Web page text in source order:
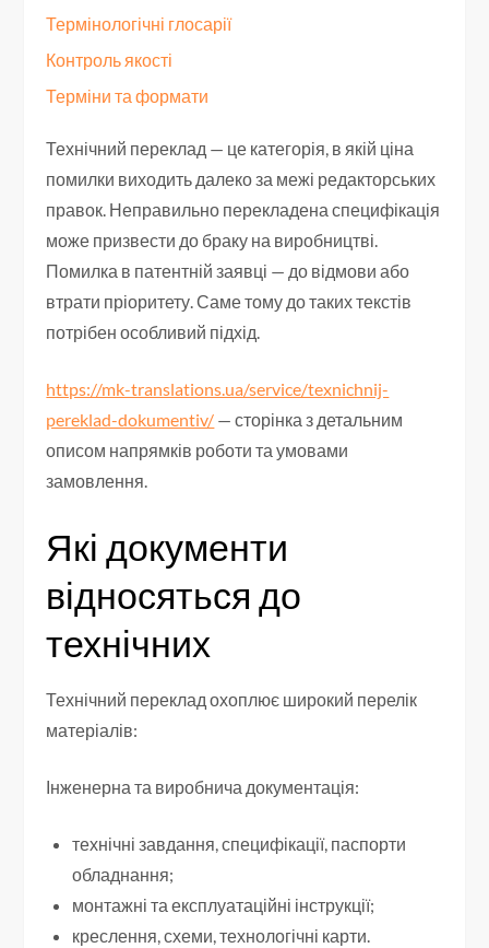
Термінологічні глосарії
Контроль якості
Терміни та формати
Технічний переклад — це категорія, в якій ціна
помилки виходить далеко за межі редакторських
правок. Неправильно перекладена специфікація
може призвести до браку на виробництві.
Помилка в патентній заявці — до відмови або
втрати пріоритету. Саме тому до таких текстів
потрібен особливий підхід.
https://mk-translations.ua/service/texnichnij-
pereklad-dokumentiv/ — сторінка з детальним
описом напрямків роботи та умовами
замовлення.
Які документи
відносяться до
технічних
Технічний переклад охоплює широкий перелік
матеріалів:
Інженерна та виробнича документація:
технічні завдання, специфікації, паспорти
обладнання;
монтажні та експлуатаційні інструкції;
креслення, схеми, технологічні карти.